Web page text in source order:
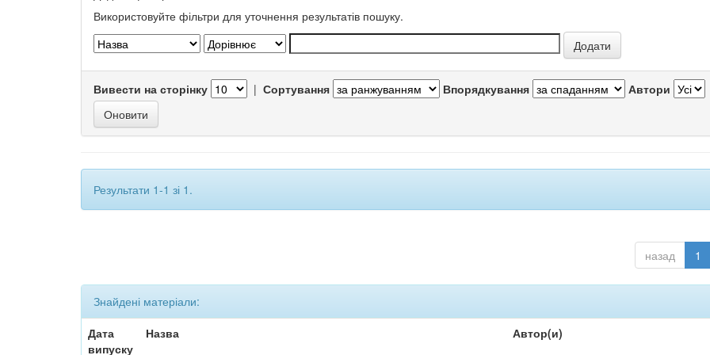
Використовуйте фільтри для уточнення результатів пошуку.
Вивести на сторінку | Сортування Впорядкування Автори
Результати 1-1 зі 1.
назад 1
Знайдені матеріали:
Дата
випуску
Назва Автор(и)